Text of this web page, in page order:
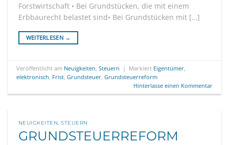
Forstwirtschaft • Bei Grundstücken, die mit einem
Erbbaurecht belastet sind• Bei Grundstücken mit […]
WEITERLESEN →
Veröffentlicht am Neuigkeiten, Steuern | Markiert Eigentümer,
elektronisch, Frist, Grundsteuer, Grundsteuerreform
Hinterlasse einen Kommentar
NEUIGKEITEN ,STEUERN
GRUNDSTEUERREFORM